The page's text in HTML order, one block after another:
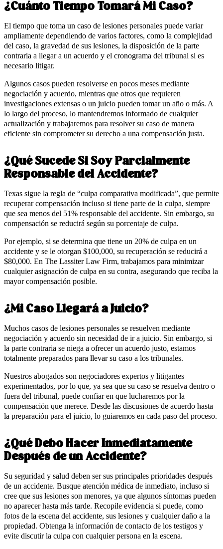
¿Cuánto Tiempo Tomará Mi Caso?
El tiempo que toma un caso de lesiones personales puede variar
ampliamente dependiendo de varios factores, como la complejidad
del caso, la gravedad de sus lesiones, la disposición de la parte
contraria a llegar a un acuerdo y el cronograma del tribunal si es
necesario litigar.
Algunos casos pueden resolverse en pocos meses mediante
negociación y acuerdo, mientras que otros que requieren
investigaciones extensas o un juicio pueden tomar un año o más. A
lo largo del proceso, lo mantendremos informado de cualquier
actualización y trabajaremos para resolver su caso de manera
eficiente sin comprometer su derecho a una compensación justa.
¿Qué Sucede Si Soy Parcialmente
Responsable del Accidente?
Texas sigue la regla de “culpa comparativa modificada”, que permite
recuperar compensación incluso si tiene parte de la culpa, siempre
que sea menos del 51% responsable del accidente. Sin embargo, su
compensación se reducirá según su porcentaje de culpa.
Por ejemplo, si se determina que tiene un 20% de culpa en un
accidente y se le otorgan $100,000, su recuperación se reducirá a
$80,000. En The Lassiter Law Firm, trabajamos para minimizar
cualquier asignación de culpa en su contra, asegurando que reciba la
mayor compensación posible.
¿Mi Caso Llegará a Juicio?
Muchos casos de lesiones personales se resuelven mediante
negociación y acuerdo sin necesidad de ir a juicio. Sin embargo, si
la parte contraria se niega a ofrecer un acuerdo justo, estamos
totalmente preparados para llevar su caso a los tribunales.
Nuestros abogados son negociadores expertos y litigantes
experimentados, por lo que, ya sea que su caso se resuelva dentro o
fuera del tribunal, puede confiar en que lucharemos por la
compensación que merece. Desde las discusiones de acuerdo hasta
la preparación para el juicio, lo guiaremos en cada paso del proceso.
¿Qué Debo Hacer Inmediatamente
Después de un Accidente?
Su seguridad y salud deben ser sus principales prioridades después
de un accidente. Busque atención médica de inmediato, incluso si
cree que sus lesiones son menores, ya que algunos síntomas pueden
no aparecer hasta más tarde. Recopile evidencia si puede, como
fotos de la escena del accidente, sus lesiones y cualquier daño a la
propiedad. Obtenga la información de contacto de los testigos y
evite discutir la culpa con cualquier persona en la escena.